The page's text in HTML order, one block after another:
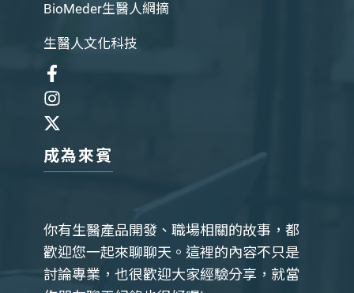
BioMeder生醫人網摘
生醫人文化科技
成為來賓
你有生醫產品開發、職場相關的故事，都
歡迎您一起來聊聊天。這裡的內容不只是
討論專業，也很歡迎大家經驗分享，就當